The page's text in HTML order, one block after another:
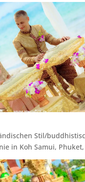
Stil/
in Koh Samui,